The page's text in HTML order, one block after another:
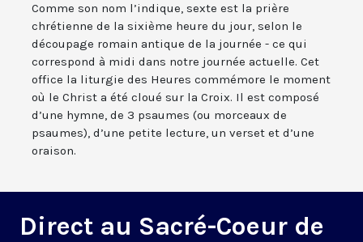
Comme son nom l’indique, sexte est la prière
chrétienne de la sixième heure du jour, selon le
découpage romain antique de la journée - ce qui
correspond à midi dans notre journée actuelle. Cet
office la liturgie des Heures commémore le moment
où le Christ a été cloué sur la Croix. Il est composé
d’une hymne, de 3 psaumes (ou morceaux de
psaumes), d’une petite lecture, un verset et d’une
oraison.
Direct au Sacré-Coeur de